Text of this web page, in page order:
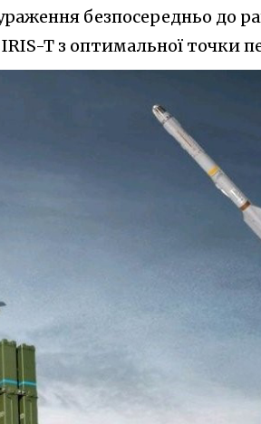
безпосередньо до
T з оптимальної точки